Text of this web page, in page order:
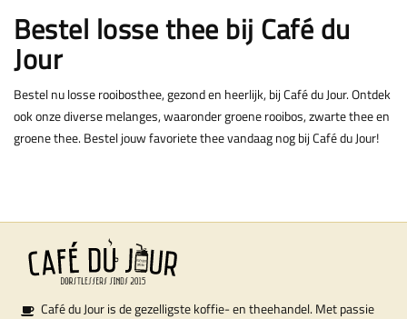
Bestel losse thee bij Café du
Jour
Bestel nu losse rooibosthee, gezond en heerlijk, bij Café du Jour. Ontdek
ook onze diverse melanges, waaronder groene rooibos,zwarte theeen
groene thee. Bestel jouw favoriete thee vandaag nog bij Café du Jour!
Café du Jour is de gezelligste koffie- en theehandel. Met passie